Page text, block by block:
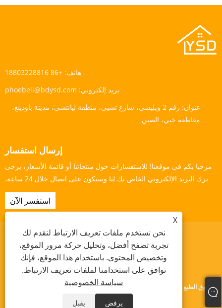
هاتف: +86 18803228816
بريد إلكتروني: phoebeli@bdysd.com
عنوان:
رقم 2 ويليشي، شارع تشيي، منطقة ليانتشي، مدينة باودينغ،
مقاطعة خبي، الصين
إرسال استفسار
مرحبا بكم في موقعنا! للاستفسارات حول منتجاتنا أو قائمة الأسعار، يرجى
ترك البريد الإلكتروني الخاص بك لنا وسنكون على اتصال خلال 24 ساعة.
استفسر الآن
Links
Sitemap
RSS
XML سياسة الخصوصية
محفوظة.
X
نحن نستخدم ملفات تعريف الارتباط لنقدم لك
تجربة تصفح أفضل، وتحليل حركة مرور الموقع،
وتخصيص المحتوى. باستخدام هذا الموقع، فإنك
توافق على استخدامنا لملفات تعريف الارتباط.
سياسة الخصوصية
يرفض يقبل